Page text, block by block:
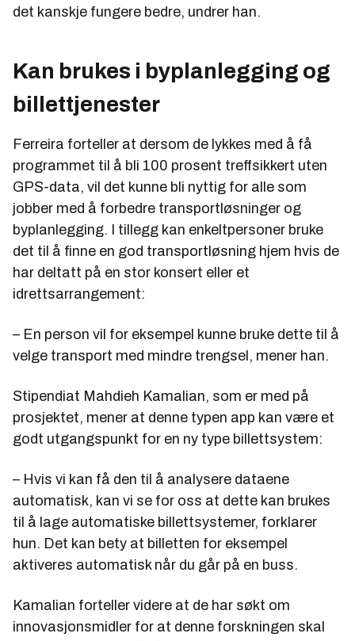
det kanskje fungere bedre, undrer han.
Kan brukes i byplanlegging og
billettjenester
Ferreira forteller at dersom de lykkes med å få
programmet til å bli 100 prosent treffsikkert uten
GPS-data, vil det kunne bli nyttig for alle som
jobber med å forbedre transportløsninger og
byplanlegging. I tillegg kan enkeltpersoner bruke
det til å finne en god transportløsning hjem hvis de
har deltatt på en stor konsert eller et
idrettsarrangement:
– En person vil for eksempel kunne bruke dette til å
velge transport med mindre trengsel, mener han.
Stipendiat Mahdieh Kamalian, som er med på
prosjektet, mener at denne typen app kan være et
godt utgangspunkt for en ny type billettsystem:
– Hvis vi kan få den til å analysere dataene
automatisk, kan vi se for oss at dette kan brukes
til å lage automatiske billettsystemer, forklarer
hun. Det kan bety at billetten for eksempel
aktiveres automatisk når du går på en buss.
Kamalian forteller videre at de har søkt om
innovasjonsmidler for at denne forskningen skal